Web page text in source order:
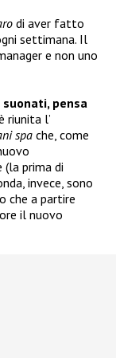
di aver fatto
settimana. Il
e non uno
pensa
riunita l’
spa che, come
prima di
invece, sono
che a partire
il nuovo